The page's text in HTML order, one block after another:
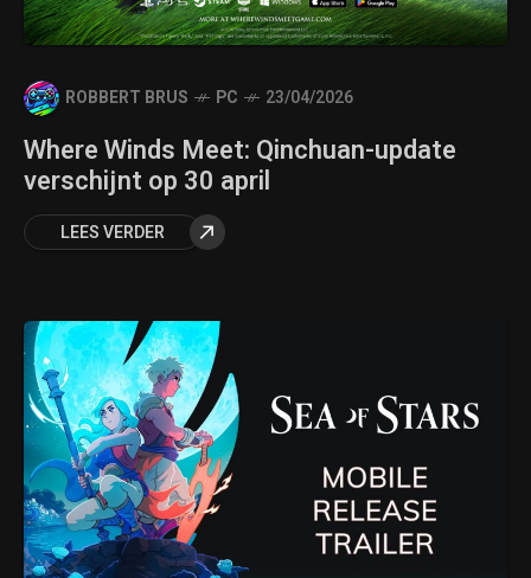
ROBBERT BRUS PC 23/04/2026
Where Winds Meet: Qinchuan-update
verschijnt op 30 april
LEES VERDER